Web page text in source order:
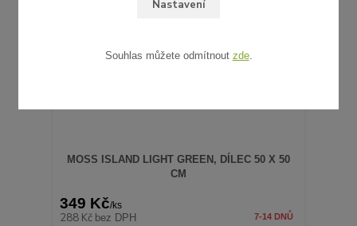
MOSS ISLAND LIGHT GREEN, DÍLEC 50 X 50
CM
349 Kč/ks
288 Kč bez DPH 7-14 DNŮ
Nastavení
Souhlas můžete odmítnout zde.